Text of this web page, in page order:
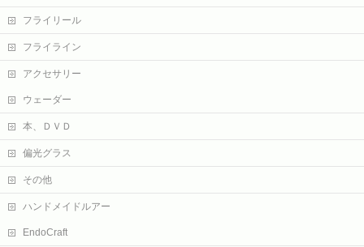
フライリール
フライライン
アクセサリー
ウェーダー
本、ＤＶＤ
偏光グラス
その他
ハンドメイドルアー
EndoCraft